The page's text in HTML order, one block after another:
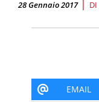
28 Gennaio 2017 | DI
EMAIL